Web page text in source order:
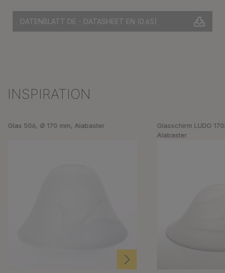
DATENBLATT DE - DATASHEET EN (0.65)
Produktgalerie überspringen
INSPIRATION
Glas 506, Ø 170 mm, Alabaster
Glasschirm LUDO
Alabaster